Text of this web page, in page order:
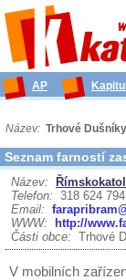
AP
Název: Trhové
Seznam farností
Název:
Telefon: 318 624 794
Email:
WWW:
http://
Části obce: Trhové
V mobilních